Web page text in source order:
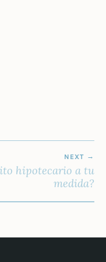
NEXT
hipotecario a tu
medida?